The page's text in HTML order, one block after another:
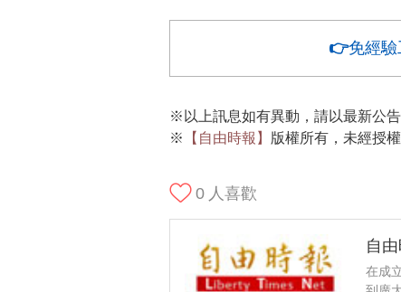
👉免經
※以上訊息如有異動，請以最新公告
※
【自由時報】 版權所有，未經授
0 人喜歡
自
在成